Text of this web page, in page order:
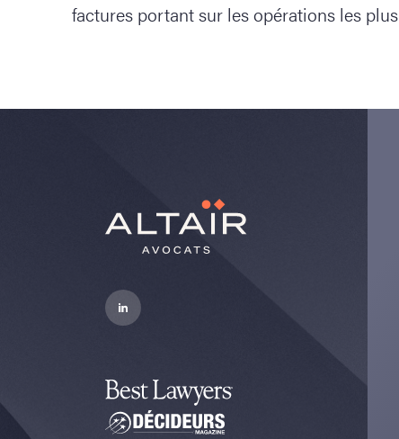
factures portant sur les opérations les